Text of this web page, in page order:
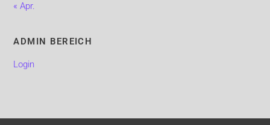
« Apr.
ADMIN BEREICH
Login